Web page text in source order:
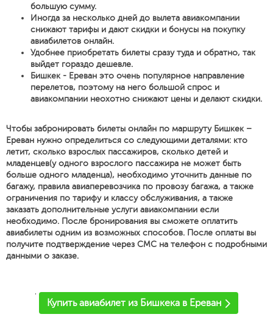
большую сумму.
Иногда за несколько дней до вылета авиакомпании
снижают тарифы и дают скидки и бонусы на покупку
авиабилетов онлайн.
Удобнее приобретать билеты сразу туда и обратно, так
выйдет гораздо дешевле.
Бишкек - Ереван это очень популярное направление
перелетов, поэтому на него большой спрос и
авиакомпании неохотно снижают цены и делают скидки.
Чтобы забронировать билеты онлайн по маршруту Бишкек –
Ереван нужно определиться со следующими деталями: кто
летит, сколько взрослых пассажиров, сколько детей и
младенцев(у одного взрослого пассажира не может быть
больше одного младенца), необходимо уточнить данные по
багажу, правила авиаперевозчика по провозу багажа, а также
ограничения по тарифу и классу обслуживания, а также
заказать дополнительные услуги авиакомпании если
необходимо. После бронирования вы сможете оплатить
авиабилеты одним из возможных способов. После оплаты вы
получите подтверждение через СМС на телефон с подробными
данными о заказе.
'
Купить авиабилет из Бишкека в Ереван